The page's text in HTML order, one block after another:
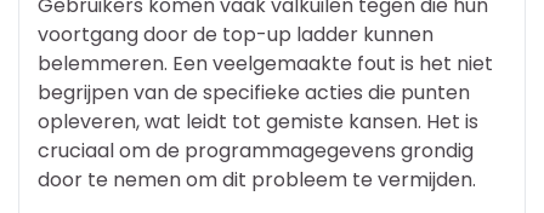
Gebruikers komen vaak valkuilen tegen die hun
voortgang door de top-up ladder kunnen
belemmeren. Een veelgemaakte fout is het niet
begrijpen van de specifieke acties die punten
opleveren, wat leidt tot gemiste kansen. Het is
cruciaal om de programmagegevens grondig
door te nemen om dit probleem te vermijden.